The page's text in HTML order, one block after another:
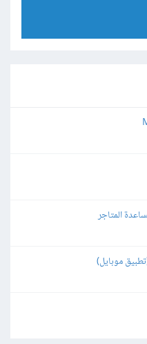
موبايل)